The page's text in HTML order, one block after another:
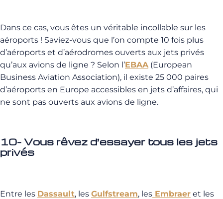
Dans ce cas, vous êtes un véritable incollable sur les
aéroports ! Saviez-vous que l’on compte 10 fois plus
d’aéroports et d’aérodromes ouverts aux jets privés
qu’aux avions de ligne ? Selon l’EBAA (European
Business Aviation Association), il existe 25 000 paires
d’aéroports en Europe accessibles en jets d’affaires, qui
ne sont pas ouverts aux avions de ligne.
10- Vous rêvez d’essayer tous les jets
privés
Entre les Dassault, les Gulfstream, les Embraer et les